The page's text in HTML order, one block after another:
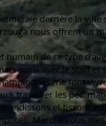
derrière la
nous offrent un
de ce type
aussi avec le staff et
me font
travailler les pec’
et tissons
Merci à vous